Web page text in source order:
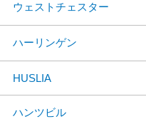
ウェストチェスター
ハーリンゲン
HUSLIA
ハンツビル